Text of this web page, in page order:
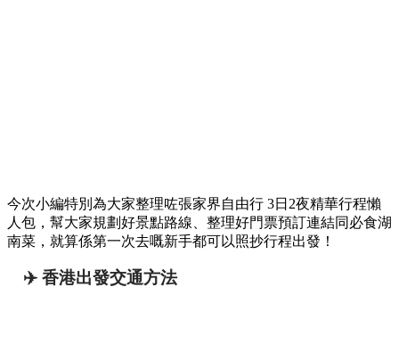
今次小編特別為大家整理咗張家界自由行 3日2夜精華行程懶
人包，幫大家規劃好景點路線、整理好門票預訂連結同必食湖
南菜，就算係第一次去嘅新手都可以照抄行程出發！
✈️ 香港出發交通方法